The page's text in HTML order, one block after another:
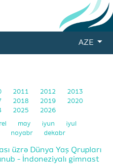
AZE
2011 2012
2013
2018 2019
2020
2025 2026
may iyun
iyul
noyabr dekabr
üzrə Dünya Yaş Qrupları
- İndoneziyalı gimnast